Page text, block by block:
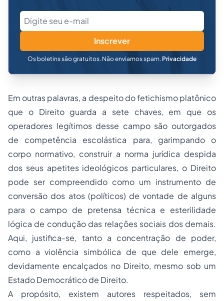
Inscrever
Os boletins são gratuitos. Não enviamos spam. Privacidade
Em outras palavras, a despeito do fetichismo platônico
que o Direito guarda a sete chaves, em que os
operadores legítimos desse campo são outorgados
de competência escolástica para, garimpando o
corpo normativo, construir a norma jurídica despida
dos seus apetites ideológicos particulares, o Direito
pode ser compreendido como um instrumento de
conversão dos atos (políticos) de vontade de alguns
para o campo de pretensa técnica e esterilidade
lógica de condução das relações sociais dos demais.
Aqui, justifica-se, tanto a concentração de poder,
como a violência simbólica de que dele emerge,
devidamente encalçados no Direito, mesmo sob um
Estado Democrático de Direito.
A propósito, existem autores respeitados, sem